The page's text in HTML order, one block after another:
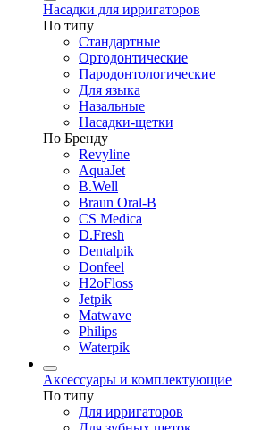
Насадки для ирригаторов
По типу
Стандартные
Ортодонтические
Пародонтологические
Для языка
Назальные
Насадки-щетки
По Бренду
Revyline
AquaJet
B.Well
Braun Oral-B
CS Medica
D.Fresh
Dentalpik
Donfeel
H2oFloss
Jetpik
Matwave
Philips
Waterpik
Аксессуары и комплектующие
По типу
Для ирригаторов